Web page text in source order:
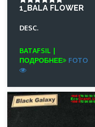
1_BALA FLOWER
DESC.
BATAFSIL |
ПОДРОБНЕЕ
FOTO